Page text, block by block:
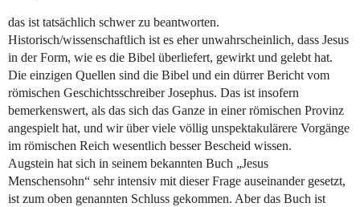
das ist tatsächlich schwer zu beantworten.
Historisch/wissenschaftlich ist es eher unwahrscheinlich, dass Jesus
in der Form, wie es die Bibel überliefert, gewirkt und gelebt hat.
Die einzigen Quellen sind die Bibel und ein dürrer Bericht vom
römischen Geschichtsschreiber Josephus. Das ist insofern
bemerkenswert, als das sich das Ganze in einer römischen Provinz
angespielt hat, und wir über viele völlig unspektakulärere Vorgänge
im römischen Reich wesentlich besser Bescheid wissen.
Augstein hat sich in seinem bekannten Buch „Jesus
Menschensohn“ sehr intensiv mit dieser Frage auseinander gesetzt,
ist zum oben genannten Schluss gekommen. Aber das Buch ist